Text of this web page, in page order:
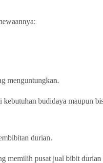
menguntungkan.
kebutuhan budidaya maupun
durian.
memilih pusat jual bibit durian